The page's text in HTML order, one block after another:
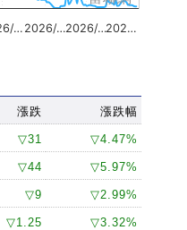
…2026/…2026/…202…
漲跌 漲跌幅
▽31 ▽4.47%
▽44 ▽5.97%
▽9 ▽2.99%
▽1.25 ▽3.32%